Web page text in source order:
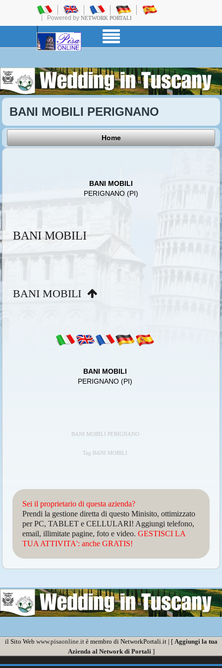
Powered by NETWORK PORTALI
BANI MOBILI PERIGNANO
Home
BANI MOBILI
PERIGNANO (PI)
BANI MOBILI
BANI MOBILI
BANI MOBILI
PERIGNANO (PI)
BANI MOBILI PERIGNANO
Tag BANI MOBILI
Sei il proprietario di questa azienda?
Prendi la gestione diretta di questo Minisito, ottimizzato
per PC, TABLET e CELLULARI! Aggiungi telefono,
email, illimitate pagine, foto e video.GESTISCI LA
TUA ATTIVITA': anche GRATIS!
il Sito Web www.pisaonline.itè membro di NetworkPortali.it | [ Aggiungi la tua
Azienda al Network di Portali ]